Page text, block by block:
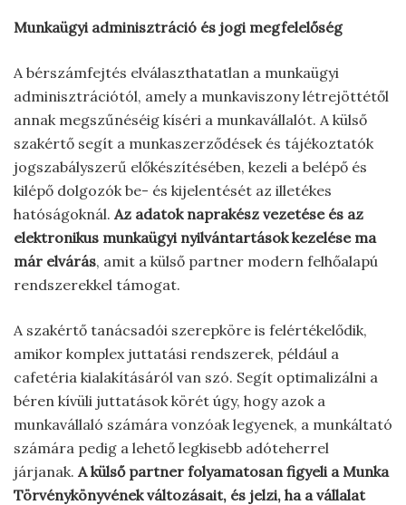
Munkaügyi adminisztráció és jogi megfelelőség
A bérszámfejtés elválaszthatatlan a munkaügyi
adminisztrációtól, amely a munkaviszony létrejöttétől
annak megszűnéséig kíséri a munkavállalót. A külső
szakértő segít a munkaszerződések és tájékoztatók
jogszabályszerű előkészítésében, kezeli a belépő és
kilépő dolgozók be- és kijelentését az illetékes
hatóságoknál. Az adatok naprakész vezetése és az
elektronikus munkaügyi nyilvántartások kezelése ma
már elvárás, amit a külső partner modern felhőalapú
rendszerekkel támogat.
A szakértő tanácsadói szerepköre is felértékelődik,
amikor komplex juttatási rendszerek, például a
cafetéria kialakításáról van szó. Segít optimalizálni a
béren kívüli juttatások körét úgy, hogy azok a
munkavállaló számára vonzóak legyenek, a munkáltató
számára pedig a lehető legkisebb adóteherrel
járjanak. A külső partner folyamatosan figyeli a Munka
Törvénykönyvének változásait, és jelzi, ha a vállalat